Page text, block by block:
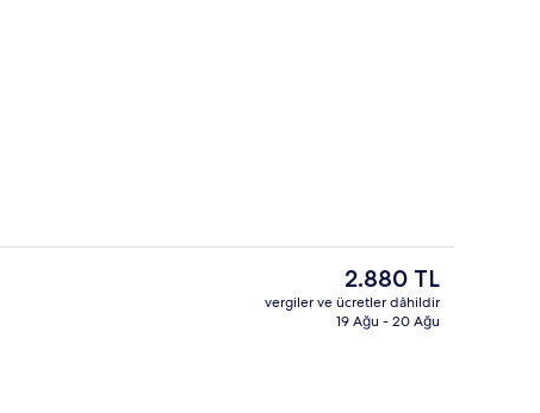
Tek Büyük Yataklı Oda, Ortak
Şu
anki
fiyat
2.880 TL
vergiler ve ücretler dâhildir
19 Ağu - 20 Ağu